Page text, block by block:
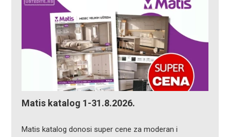
Matis katalog 1-31.8.2026.
Matis katalog donosi super cene za moderan i